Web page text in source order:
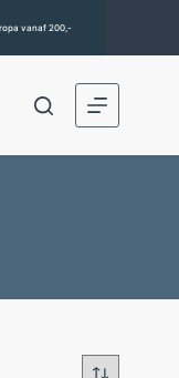
vanaf 200,-